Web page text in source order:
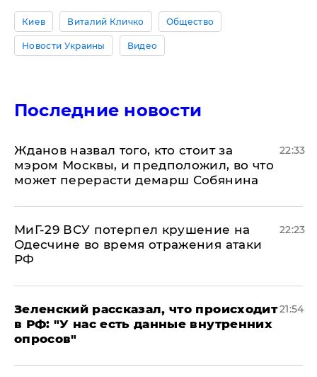
Киев Виталий Кличко Общество
Новости Украины Видео
Последние новости
Жданов назвал того, кто стоит за
мэром Москвы, и предположил, во что
может перерасти демарш Собянина
22:33
МиГ-29 ВСУ потерпел крушение на
Одесчине во время отражения атаки
РФ
22:23
​Зеленский рассказал, что происходит
в РФ: "У нас есть данные внутренних
опросов"
21:54